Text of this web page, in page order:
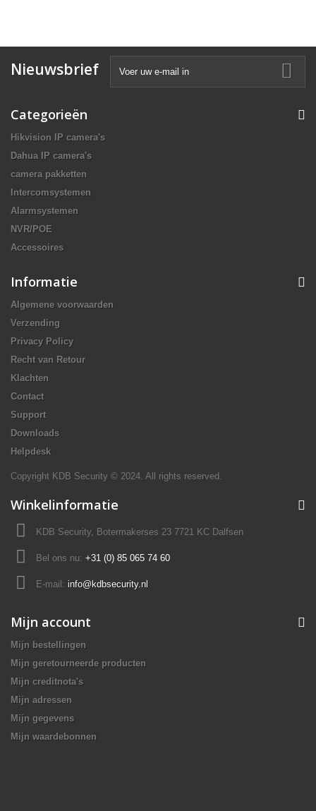
Nieuwsbrief
Categorieën
Hikvision IP camera's
Dahua IP camera's
camera pakketten
Intercomsystemen
Alarmsystemen
NVR/POE
Accessoires
Informatie
Algemene voorwaarden
Verzending
Privacy Policy
Recht van Retour
Klachten
Contact
Support
Downloads
Helpdesk
Copyright KDB Security © 2024. All rights reserved.
Winkelinformatie
KDB Security, Botermakerses 23 7721 KC Dalfsen
Bel ons nu: +31 (0) 85 065 74 60
E-mail: info@kdbsecurity.nl
Mijn account
Mijn bestellingen
Mijn geretourneerde producten
Mijn creditnota's
Mijn adressen
Mijn gegevens
Mijn waardebonnen